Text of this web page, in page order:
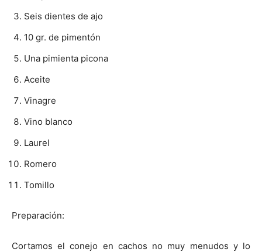
Seis dientes de ajo
10 gr. de pimentón
Una pimienta picona
Aceite
Vinagre
Vino blanco
Laurel
Romero
Tomillo
Preparación:
Cortamos el conejo en cachos no muy menudos y lo